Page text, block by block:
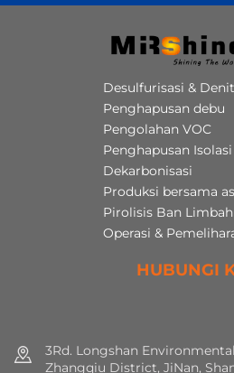
Desulfurisasi &
Penghapusan debu
Pengolahan VOC
Penghapusan
Dekarbonisasi
Produksi bersama
Pirolisis Ban Limbah
Operasi &
HUBUNGI
3Rd. Longshan
Zhangqiu District, JiNan,